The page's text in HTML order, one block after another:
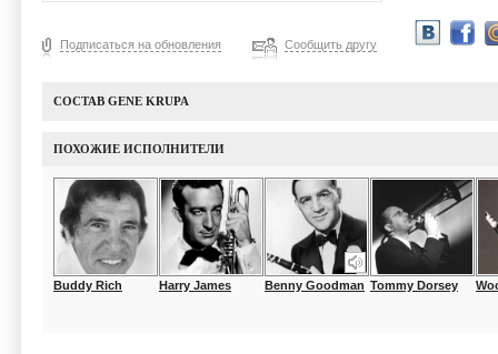
Подписаться на обновления Сообщить другу
СОСТАВ GENE KRUPA
ПОХОЖИЕ ИСПОЛНИТЕЛИ
Buddy Rich Harry James Benny Goodman Tommy Dorsey